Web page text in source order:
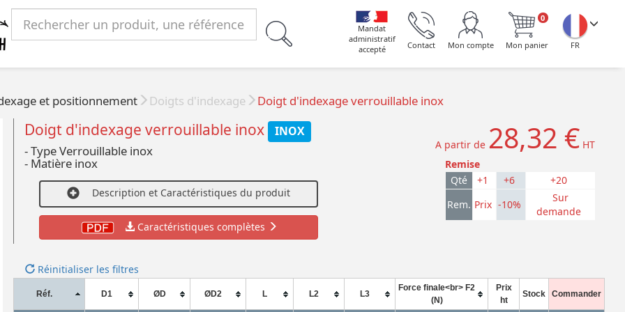
FR
0
Mon panier
Mon compte
Contact
Mandat
administratif
accepté
et positionnement Doigts d'indexage Doigt d'indexage verrouillable inox
Doigt d'indexage verrouillable inox INOX
- Type Verrouillable inox
- Matière inox
Description et Caractéristiques du produit
Caractéristiques complètes
A partir de 28,32 € HT
Remise
Qté
+1 +6
+20
Rem. Prix -10%
Sur
demande
Réinitialiser les filtres
Réf. D1 ØD ØD2 L L2 L3
Force finale<br> F2
(N)
Prix
ht
Stock Commander